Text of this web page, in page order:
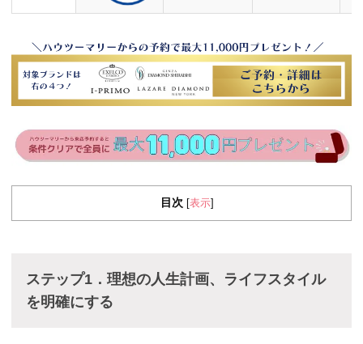
目次 表示
ステップ1． 理想の人生計画、 ライフスタイル
を明確にする